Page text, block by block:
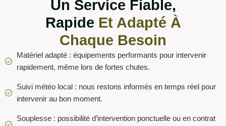
Un Service Fiable,
Rapide Et Adapté À
Chaque Besoin
Matériel adapté : équipements performants pour intervenir
rapidement, même lors de fortes chutes.
Suivi météo local : nous restons informés en temps réel pour
intervenir au bon moment.
Souplesse : possibilité d’intervention ponctuelle ou en contrat